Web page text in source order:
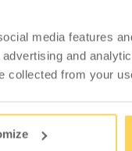
media features
and
collected from your
für die